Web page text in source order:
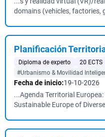
domains (vehicles, factories,
Planificación
Diploma de experto 20 ECTS
#Urbanismo & Movilidad
Fecha de inicio:19-10-2026
...Agenda Territorial
Sustainable Europe of